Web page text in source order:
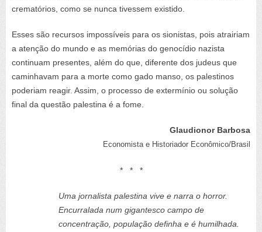
crematórios, como se nunca tivessem existido.
Esses são recursos impossíveis para os sionistas, pois atrairiam
a atenção do mundo e as memórias do genocídio nazista
continuam presentes, além do que, diferente dos judeus que
caminhavam para a morte como gado manso, os palestinos
poderiam reagir. Assim, o processo de extermínio ou solução
final da questão palestina é a fome.
Glaudionor Barbosa
Economista e Historiador Econômico/Brasil
* * *
Uma jornalista palestina vive e narra o horror.
Encurralada num gigantesco campo de
concentração, população definha e é humilhada.